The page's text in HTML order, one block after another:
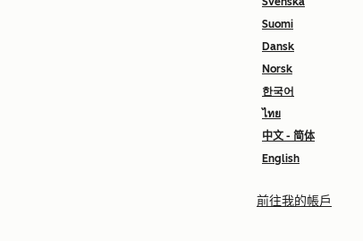
Suomi
Dansk
Norsk
한국어
ไทย
中文 - 简体
English
前往我的帳戶